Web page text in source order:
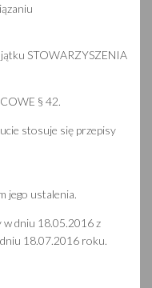
STOWARZYSZENIA
§ 42.
stosuje się przepisy
jego ustalenia.
w dniu 18.05.2016 z
18.07.2016 roku.